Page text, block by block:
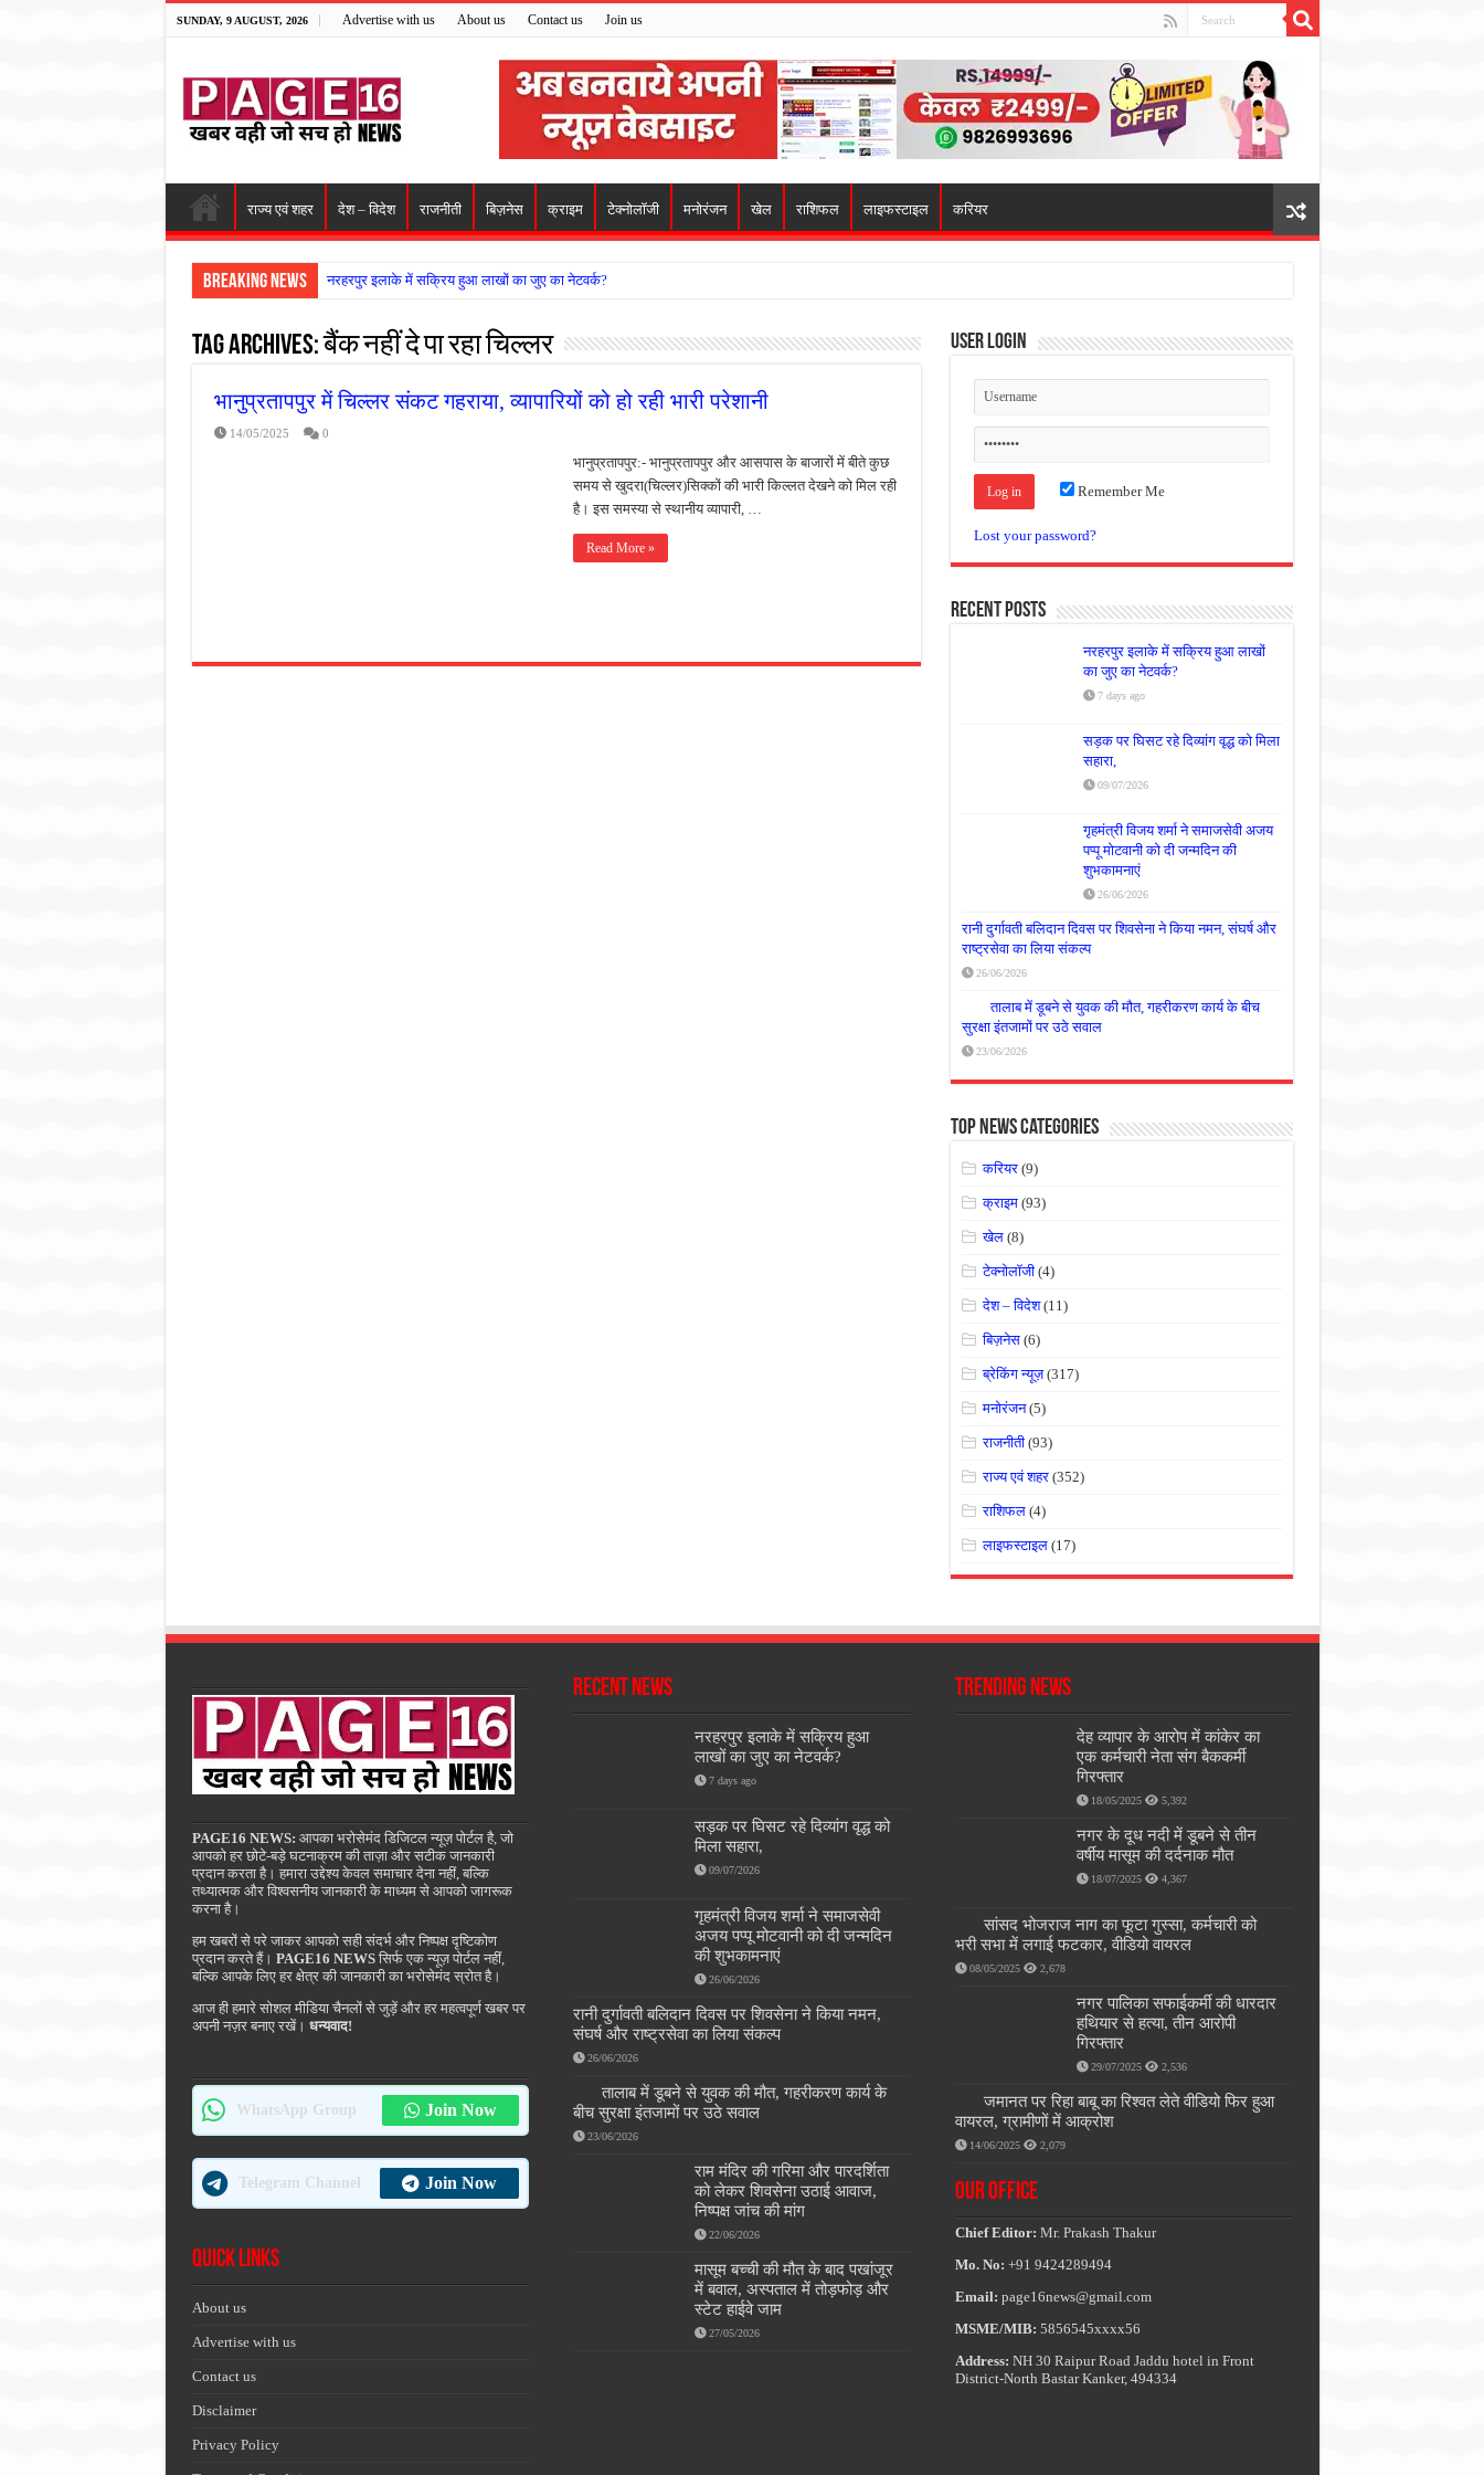
SUNDAY, 9 AUGUST, 2026 Advertise with us About us Contact us Join us
राज्य एवं शहर देश – विदेश राजनीती बिज़नेस क्राइम टेक्नोलॉजी मनोरंजन खेल राशिफल लाइफस्टाइल करियर
Breaking News नरहरपुर इलाके में सक्रिय हुआ लाखों का जुए का नेटवर्क?
गृहमंत्री विजय शर्मा ने समाजसेवी अजय पप्पू मोटवानी को दी जन्मदिन की शुभकामनाएं
रानी दुर्गावती बलिदान दिवस पर शिवसेना ने किया नमन, संघर्ष और राष्ट्रसेवा का लिया संकल्प
राम मंदिर की गरिमा और पारदर्शिता को लेकर शिवसेना उठाई आवाज, निष्पक्ष जांच की मांग
मासूम बच्ची की मौत के बाद पखांजूर में बवाल, अस्पताल में तोड़फोड़ और स्टेट हाईवे जाम
अंतरराष्ट्रीय जैव विविधता दिवस पर पर्यावरण संरक्षण का संदेश, कांकेर में जागरूकता कार्यक्रम आयोजित
Tag Archives:बैंक नहीं दे पा रहा चिल्लर
भानुप्रतापपुर में चिल्लर संकट गहराया, व्यापारियों को हो रही भारी परेशानी
14/05/2025 0
भानुप्रतापपुर:- भानुप्रतापपुर और आसपास के बाजारों में बीते कुछ
समय से खुदरा(चिल्लर)सिक्कों की भारी किल्लत देखने को मिल रही
है। इस समस्या से स्थानीय व्यापारी, …
Read More »
User Login
Remember Me
Lost your password?
Recent Posts
नरहरपुर इलाके में सक्रिय हुआ लाखों
का जुए का नेटवर्क?
7 days ago
सड़क पर घिसट रहे दिव्यांग वृद्ध को मिला
सहारा,
09/07/2026
गृहमंत्री विजय शर्मा ने समाजसेवी अजय
पप्पू मोटवानी को दी जन्मदिन की
शुभकामनाएं
26/06/2026
रानी दुर्गावती बलिदान दिवस पर शिवसेना ने किया नमन, संघर्ष और
राष्ट्रसेवा का लिया संकल्प
26/06/2026
तालाब में डूबने से युवक की मौत, गहरीकरण कार्य के बीच
सुरक्षा इंतजामों पर उठे सवाल
23/06/2026
Top News Categories
करियर (9)
क्राइम (93)
खेल (8)
टेक्नोलॉजी (4)
देश – विदेश(11)
बिज़नेस (6)
ब्रेकिंग न्यूज़(317)
मनोरंजन(5)
राजनीती (93)
राज्य एवं शहर (352)
राशिफल (4)
लाइफस्टाइल (17)
PAGE16 NEWS: आपका भरोसेमंद डिजिटल न्यूज़ पोर्टल है, जो
आपको हर छोटे-बड़े घटनाक्रम की ताज़ा और सटीक जानकारी
प्रदान करता है। हमारा उद्देश्य केवल समाचार देना नहीं, बल्कि
तथ्यात्मक और विश्वसनीय जानकारी के माध्यम से आपको जागरूक
करना है।
हम खबरों से परे जाकर आपको सही संदर्भ और निष्पक्ष दृष्टिकोण
प्रदान करते हैं। PAGE16 NEWSसिर्फ एक न्यूज़ पोर्टल नहीं,
बल्कि आपके लिए हर क्षेत्र की जानकारी का भरोसेमंद स्रोत है।
आज ही हमारे सोशल मीडिया चैनलों से जुड़ें और हर महत्वपूर्ण खबर पर
अपनी नज़र बनाए रखें। धन्यवाद!
WhatsApp Group Join Now
Telegram Channel Join Now
Quick Links
About us
Advertise with us
Contact us
Disclaimer
Privacy Policy
Recent News
नरहरपुर इलाके में सक्रिय हुआ
लाखों का जुए का नेटवर्क?
7 days ago
सड़क पर घिसट रहे दिव्यांग वृद्ध को
मिला सहारा,
09/07/2026
गृहमंत्री विजय शर्मा ने समाजसेवी
अजय पप्पू मोटवानी को दी जन्मदिन
की शुभकामनाएं
26/06/2026
रानी दुर्गावती बलिदान दिवस पर शिवसेना ने किया नमन,
संघर्ष और राष्ट्रसेवा का लिया संकल्प
26/06/2026
तालाब में डूबने से युवक की मौत, गहरीकरण कार्य के
बीच सुरक्षा इंतजामों पर उठे सवाल
23/06/2026
राम मंदिर की गरिमा और पारदर्शिता
को लेकर शिवसेना उठाई आवाज,
निष्पक्ष जांच की मांग
22/06/2026
मासूम बच्ची की मौत के बाद पखांजूर
में बवाल, अस्पताल में तोड़फोड़ और
स्टेट हाईवे जाम
27/05/2026
Trending News
देह व्यापार के आरोप में कांकेर का
एक कर्मचारी नेता संग बैककर्मी
गिरफ्तार
18/05/2025 5,392
नगर के दूध नदी में डूबने से तीन
वर्षीय मासूम की दर्दनाक मौत
18/07/2025 4,367
सांसद भोजराज नाग का फूटा गुस्सा, कर्मचारी को
भरी सभा में लगाई फटकार, वीडियो वायरल
08/05/2025 2,678
नगर पालिका सफाईकर्मी की धारदार
हथियार से हत्या, तीन आरोपी
गिरफ्तार
29/07/2025 2,536
जमानत पर रिहा बाबू का रिश्वत लेते वीडियो फिर हुआ
वायरल, ग्रामीणों में आक्रोश
14/06/2025 2,079
OUR OFFICE
Chief Editor: Mr. Prakash Thakur
Mo. No: +91 9424289494
Email: page16news@gmail.com
MSME/MIB: 5856545xxxx56
Address: NH 30 Raipur Road Jaddu hotel in Front
District-North Bastar Kanker, 494334